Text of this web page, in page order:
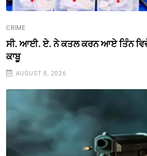
CRIME
ਸੀ. ਆਈ. ਏ. ਨੇ ਕਤਲ ਕਰਨ ਆਏ ਤਿੰਨ
ਕਾਬੂ
AUGUST 8, 2026